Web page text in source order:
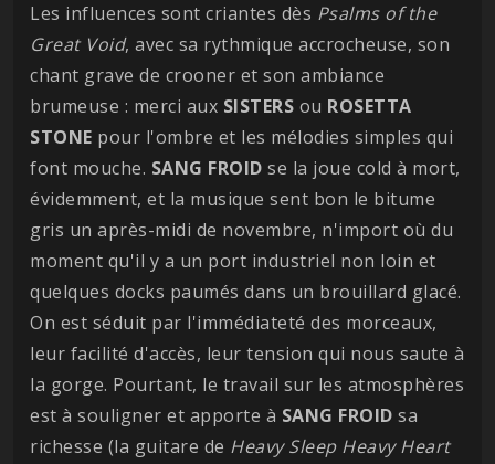
Les influences sont criantes dès Psalms of the
Great Void, avec sa rythmique accrocheuse, son
chant grave de crooner et son ambiance
brumeuse : merci aux SISTERS ou ROSETTA
STONE pour l'ombre et les mélodies simples qui
font mouche. SANG FROID se la joue cold à mort,
évidemment, et la musique sent bon le bitume
gris un après-midi de novembre, n'import où du
moment qu'il y a un port industriel non loin et
quelques docks paumés dans un brouillard glacé.
On est séduit par l'immédiateté des morceaux,
leur facilité d'accès, leur tension qui nous saute à
la gorge. Pourtant, le travail sur les atmosphères
est à souligner et apporte à SANG FROID sa
richesse (la guitare de Heavy Sleep Heavy Heart